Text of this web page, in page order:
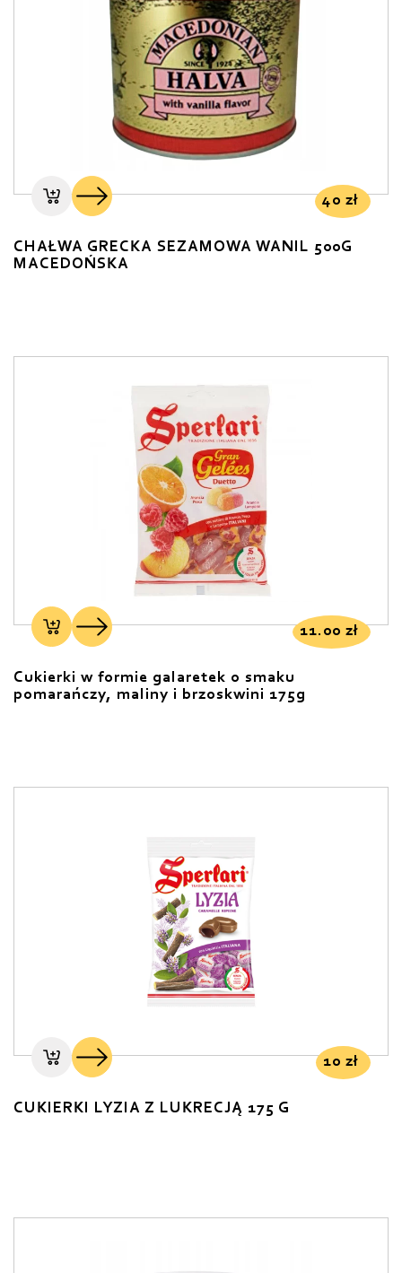
40 zł
CHAŁWA GRECKA SEZAMOWA WANIL 500G
MACEDOŃSKA
11.00 zł
Cukierki w formie galaretek o smaku
pomarańczy, maliny i brzoskwini 175g
10 zł
CUKIERKI LYZIA Z LUKRECJĄ 175 G